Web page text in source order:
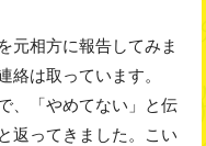
元相方に報告してみま
絡は取っています。
、「やめてない」と伝
返ってきました。こい